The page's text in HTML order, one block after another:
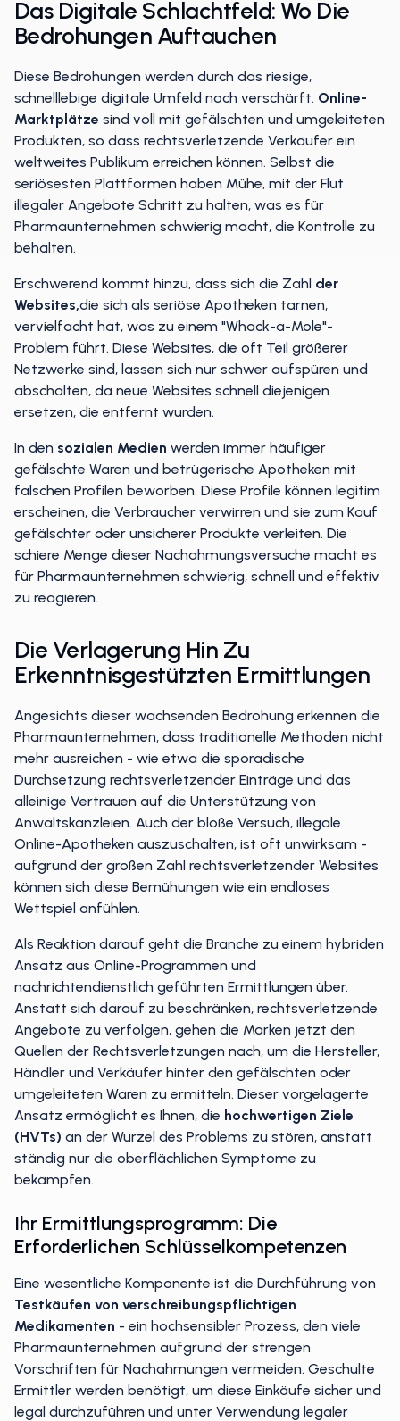
Das Digitale Schlachtfeld: Wo Die
Bedrohungen Auftauchen
Diese Bedrohungen werden durch das riesige,
schnelllebige digitale Umfeld noch verschärft. Online-
Marktplätze sind voll mit gefälschten und umgeleiteten
Produkten, so dass rechtsverletzende Verkäufer ein
weltweites Publikum erreichen können. Selbst die
seriösesten Plattformen haben Mühe, mit der Flut
illegaler Angebote Schritt zu halten, was es für
Pharmaunternehmen schwierig macht, die Kontrolle zu
behalten.
Erschwerend kommt hinzu, dass sich die Zahl der
Websites,die sich als seriöse Apotheken tarnen,
vervielfacht hat, was zu einem "Whack-a-Mole"-
Problem führt. Diese Websites, die oft Teil größerer
Netzwerke sind, lassen sich nur schwer aufspüren und
abschalten, da neue Websites schnell diejenigen
ersetzen, die entfernt wurden.
In den sozialen Medien werden immer häufiger
gefälschte Waren und betrügerische Apotheken mit
falschen Profilen beworben. Diese Profile können legitim
erscheinen, die Verbraucher verwirren und sie zum Kauf
gefälschter oder unsicherer Produkte verleiten. Die
schiere Menge dieser Nachahmungsversuche macht es
für Pharmaunternehmen schwierig, schnell und effektiv
zu reagieren.
Die Verlagerung Hin Zu
Erkenntnisgestützten Ermittlungen
Angesichts dieser wachsenden Bedrohung erkennen die
Pharmaunternehmen, dass traditionelle Methoden nicht
mehr ausreichen - wie etwa die sporadische
Durchsetzung rechtsverletzender Einträge und das
alleinige Vertrauen auf die Unterstützung von
Anwaltskanzleien. Auch der bloße Versuch, illegale
Online-Apotheken auszuschalten, ist oft unwirksam -
aufgrund der großen Zahl rechtsverletzender Websites
können sich diese Bemühungen wie ein endloses
Wettspiel anfühlen.
Als Reaktion darauf geht die Branche zu einem hybriden
Ansatz aus Online-Programmen und
nachrichtendienstlich geführten Ermittlungen über.
Anstatt sich darauf zu beschränken, rechtsverletzende
Angebote zu verfolgen, gehen die Marken jetzt den
Quellen der Rechtsverletzungen nach, um die Hersteller,
Händler und Verkäufer hinter den gefälschten oder
umgeleiteten Waren zu ermitteln. Dieser vorgelagerte
Ansatz ermöglicht es Ihnen, die hochwertigen Ziele
(HVTs) an der Wurzel des Problems zu stören, anstatt
ständig nur die oberflächlichen Symptome zu
bekämpfen.
Ihr Ermittlungsprogramm: Die
Erforderlichen Schlüsselkompetenzen
Eine wesentliche Komponente ist die Durchführung von
Testkäufen von verschreibungspflichtigen
Medikamenten - ein hochsensibler Prozess, den viele
Pharmaunternehmen aufgrund der strengen
Vorschriften für Nachahmungen vermeiden. Geschulte
Ermittler werden benötigt, um diese Einkäufe sicher und
legal durchzuführen und unter Verwendung legaler